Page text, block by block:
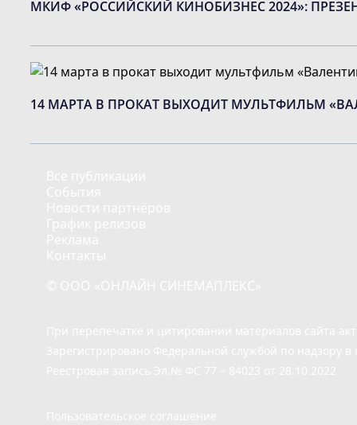
МКИФ «РОССИЙСКИЙ КИНОБИЗНЕС 2024»:
14 МАРТА В ПРОКАТ ВЫХОДИТ МУЛЬТФИЛЬМ